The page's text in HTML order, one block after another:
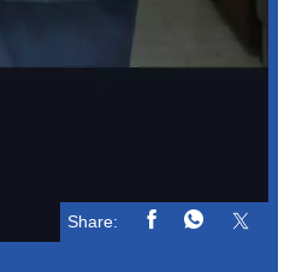
Share: